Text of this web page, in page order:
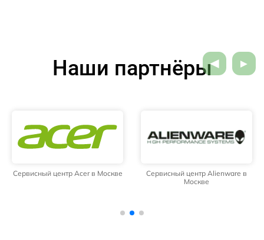
Наши партнёры
Сервисный центр Acer в Москве
Сервисный центр Alienware в
Москве